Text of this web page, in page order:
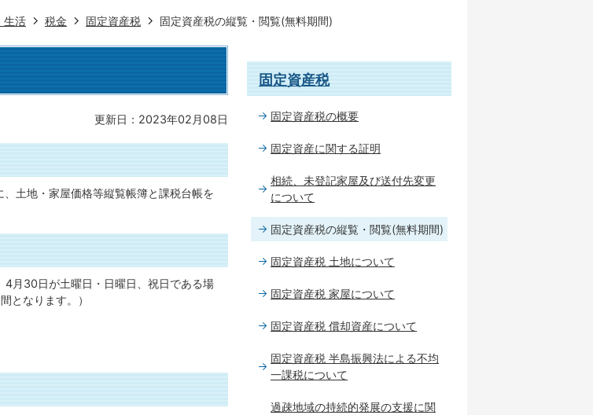
生活 税金 固定資産税 固定資産税の縦覧・閲覧(無料期間)
更新日：2023年02月08日
土地・家屋価格等縦覧帳簿と課税台帳を
月30日が土曜日・日曜日、祝日である場
となります。）
固定資産税
固定資産税の概要
固定資産に関する証明
相続、未登記家屋及び送付先変更
について
固定資産税の縦覧・閲覧(無料期間)
固定資産税 土地について
固定資産税 家屋について
固定資産税 償却資産について
固定資産税 半島振興法による不均
一課税について
過疎地域の持続的発展の支援に関